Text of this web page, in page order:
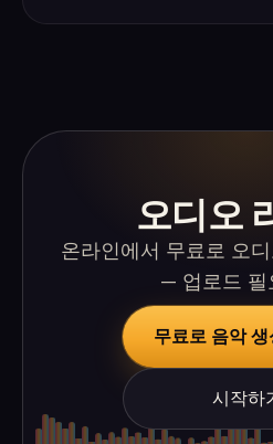
오디오
온라인에서 무료로 오
— 업로드 필
무료로 음악 생
시작하